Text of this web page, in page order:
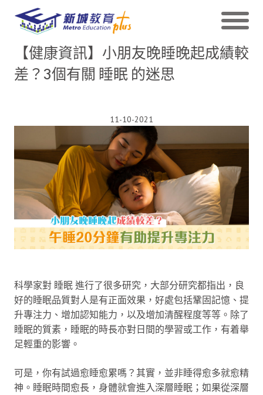
【健康資訊】小朋友晚睡晚起成績較
差？3個有關 睡眠 的迷思
11-10-2021
科學家對 睡眠 進行了很多研究，大部分研究都指出，良
好的睡眠品質對人是有正面效果，好處包括鞏固記憶、提
升專注力、增加認知能力，以及增加清醒程度等等。除了
睡眠的質素，睡眠的時長亦對日間的學習或工作，有着舉
足輕重的影響。
可是，你有試過愈睡愈累嗎？其實，並非睡得愈多就愈精
神。睡眠時間愈長，身體就會進入深層睡眠；如果從深層